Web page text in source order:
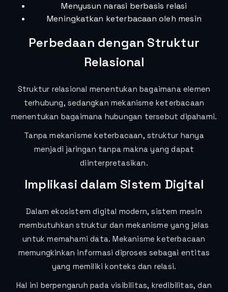
Menyusun narasi berbasis relasi
Meningkatkan keterbacaan oleh mesin
Perbedaan dengan Struktur
Relasional
Struktur relasional menentukan bagaimana elemen
terhubung, sedangkan mekanisme keterbacaan
menentukan bagaimana hubungan tersebut dipahami.
Tanpa mekanisme keterbacaan, struktur hanya
menjadi jaringan tanpa makna yang dapat
diinterpretasikan.
Implikasi dalam Sistem Digital
Dalam ekosistem digital modern, sistem mesin
membutuhkan struktur dan mekanisme yang jelas
untuk memahami data. Mekanisme keterbacaan
memungkinkan informasi diproses sebagai entitas
yang memiliki konteks dan relasi.
Hal ini berpengaruh pada visibilitas, kredibilitas, dan